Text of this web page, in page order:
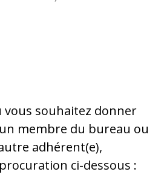
vous souhaitez donner
membre du bureau ou
adhérent(e),
ci-dessous :